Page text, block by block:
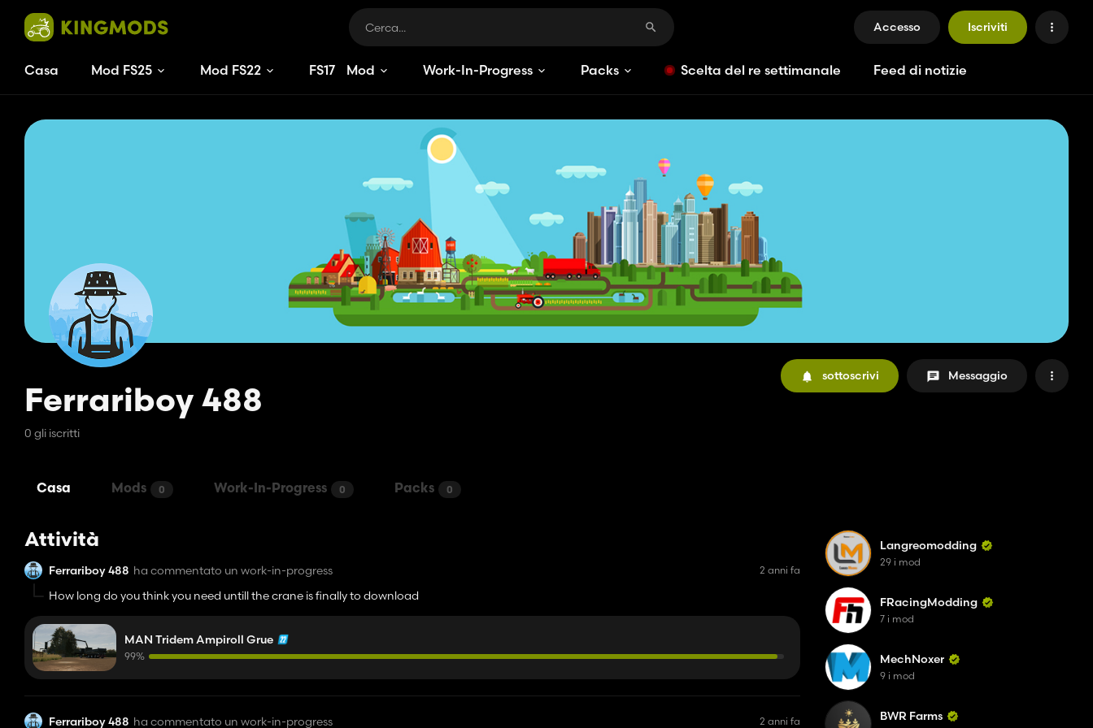
Accesso Iscriviti
Casa Mod FS25 Mod FS22 FS17 Mod Work-In-Progress Packs Scelta del re settimanale Feed di notizie
Ferrariboy 488
0 gli iscritti
sottoscrivi Messaggio
Casa Mods 0 Work-In-Progress 0 Packs 0
Attività
Ferrariboy 488 ha commentato un work-in-progress 2 anni fa
How long do you think you need untill the crane is finally to download
MAN Tridem Ampiroll Grue
99%
Ferrariboy 488 ha commentato un work-in-progress 2 anni fa
Langreomodding
29 i mod
FRacingModding
7 i mod
MechNoxer
9 i mod
BWR Farms